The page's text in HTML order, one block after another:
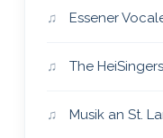
Essener
The HeiSingers
Musik an St.